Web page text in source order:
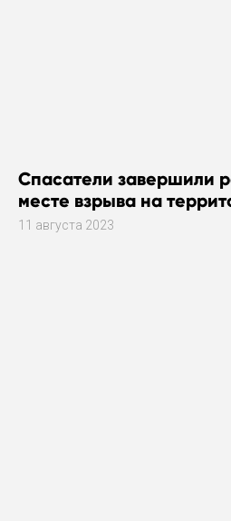
Спасатели завершили
месте взрыва на
11 августа 2023